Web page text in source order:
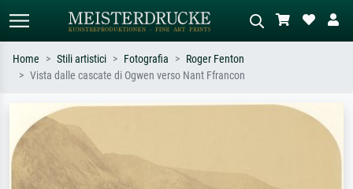
Cerca per artista, titolo o stile – es.
Impressionismo, onda di Hokusai,
nudo.
Descrivi la scena – es. prato verde,
astratto con molto rosso, dipinto a
Home Stili artistici Fotografia
Roger Fenton
Vista dalle cascate di Ogwen verso Nant Ffrancon